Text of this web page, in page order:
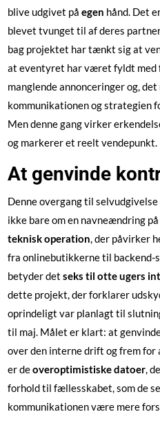
blive udgivet påegen hånd. Det
blevet tvunget til af deres
bag projektet har tænkt sig at
at eventyret har været fyldt med
manglende annonceringer og,
kommunikationen og strategien
Men denne gang virker
og markerer et reelt vendepunkt.
At genvinde
Denne overgang til
ikke bare om en navneændring
teknisk operation, der påvirker
fra onlinebutikkerne til backend-
betyder detseks til otte ugers
dette projekt, der forklarer
oprindeligt var planlagt til
til maj. Målet er klart: at
over den interne drift og frem
er deoveroptimistiske datoer,
forhold til fællesskabet, som de
kommunikationen være mere